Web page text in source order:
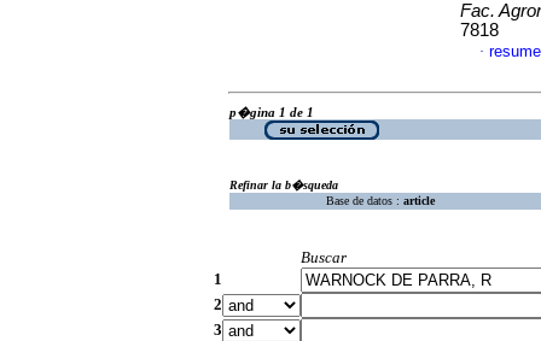
Fac.
7818
·
p�gina 1 de 1
Refinar la b�squeda
Base de datos : article
Buscar
1
2
3